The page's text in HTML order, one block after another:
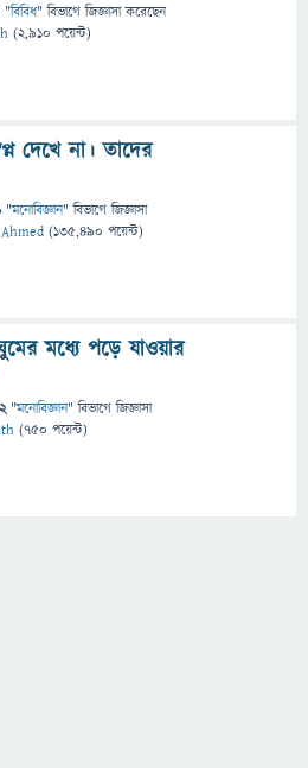
"বিবিধ" বিভাগে জিজ্ঞাসাকরেছেন
(2,910 পয়েন্ট)
দেখে না। তাদের
"মনোবিজ্ঞান" বিভাগে জিজ্ঞাসা
(135,490 পয়েন্ট)
মধ্যে পড়ে যাওয়ার
"মনোবিজ্ঞান" বিভাগে জিজ্ঞাসা
(750 পয়েন্ট)